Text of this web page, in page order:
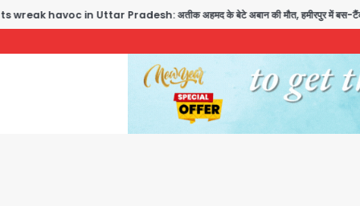
havoc in Uttar Pradesh: अतीक अहमद के बेटे अबान की मौत, हमीरपुर में बस-टैंकर